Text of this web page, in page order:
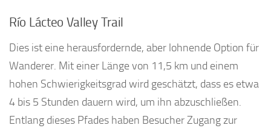
Río Lácteo Valley Trail
Dies ist eine herausfordernde, aber lohnende Option für
Wanderer. Mit einer Länge von 11,5 km und einem
hohen Schwierigkeitsgrad wird geschätzt, dass es etwa
4 bis 5 Stunden dauern wird, um ihn abzuschließen.
Entlang dieses Pfades haben Besucher Zugang zur